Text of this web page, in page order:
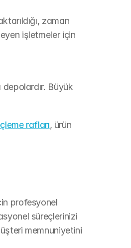
zaman
işletmeler için
Büyük
rafları, ürün
profesyonel
süreçlerinizi
memnuniyetini